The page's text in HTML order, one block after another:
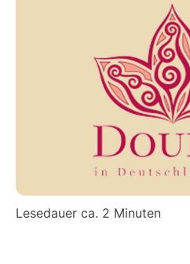
Lesedauer ca. 2 Minuten